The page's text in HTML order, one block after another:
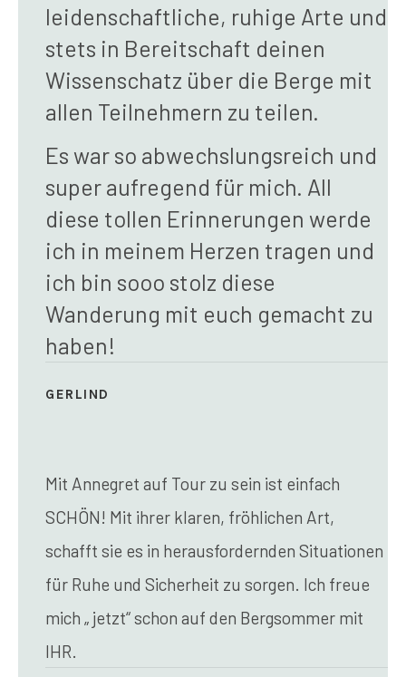
leidenschaftliche, ruhige Arte und
stets in Bereitschaft deinen
Wissenschatz über die Berge mit
allen Teilnehmern zu teilen.
Es war so abwechslungsreich und
super aufregend für mich. All
diese tollen Erinnerungen werde
ich in meinem Herzen tragen und
ich bin sooo stolz diese
Wanderung mit euch gemacht zu
haben!
GERLIND
Mit Annegret auf Tour zu sein ist einfach
SCHÖN! Mit ihrer klaren, fröhlichen Art,
schafft sie es in herausfordernden Situationen
für Ruhe und Sicherheit zu sorgen. Ich freue
mich „ jetzt“ schon auf den Bergsommer mit
IHR.